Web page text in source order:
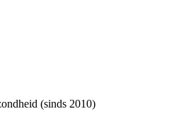
(sinds 2010)